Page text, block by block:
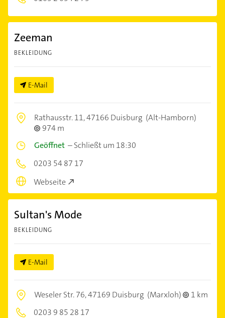
Zeeman
BEKLEIDUNG
E-Mail
Rathausstr. 11,47166 Duisburg (Alt-Hamborn)
974 m
Geöffnet –Schließt um 18:30
0203 54 87 17
Webseite
Sultan's Mode
BEKLEIDUNG
E-Mail
Weseler Str. 76,47169 Duisburg (Marxloh)
1 km
0203 9 85 28 17